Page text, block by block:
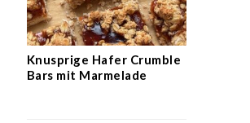
Knusprige Hafer Crumble
Bars mit Marmelade